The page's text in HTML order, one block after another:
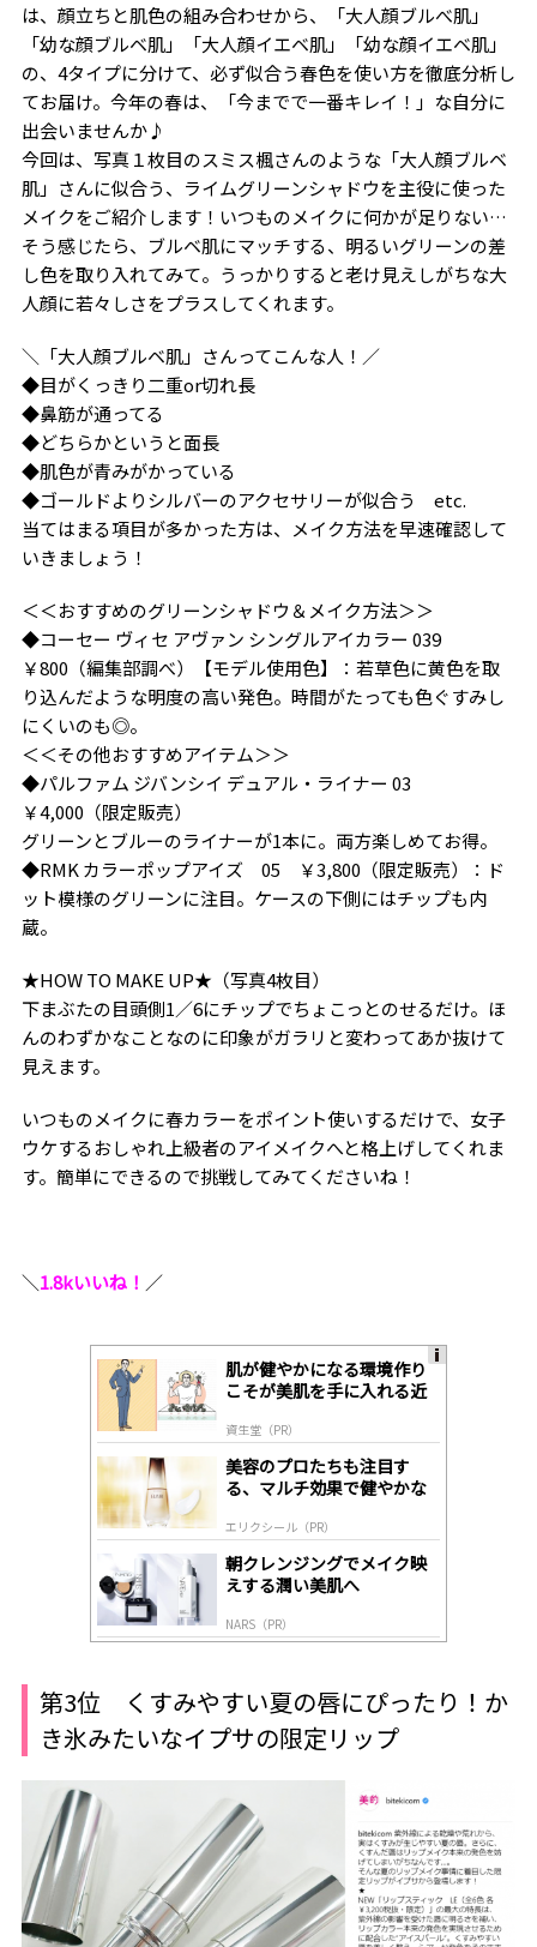
は、顔立ちと肌色の組み合わせから、「大人顔ブルべ肌」
「幼な顔ブルベ肌」「大人顔イエベ肌」「幼な顔イエベ肌」
の、4タイプに分けて、必ず似合う春色を使い方を徹底分析し
てお届け。今年の春は、「今までで一番キレイ！」な自分に
出会いませんか♪
今回は、写真１枚目のスミス楓さんのような「大人顔ブルベ
肌」さんに似合う、ライムグリーンシャドウを主役に使った
メイクをご紹介します！いつものメイクに何かが足りない…
そう感じたら、ブルベ肌にマッチする、明るいグリーンの差
し色を取り入れてみて。うっかりすると老け見えしがちな大
人顔に若々しさをプラスしてくれます。
＼「大人顔ブルベ肌」さんってこんな人！／
◆目がくっきり二重or切れ長
◆鼻筋が通ってる
◆どちらかというと面長
◆肌色が青みがかっている
◆ゴールドよりシルバーのアクセサリーが似合う etc.
当てはまる項目が多かった方は、メイク方法を早速確認して
いきましょう！
＜＜おすすめのグリーンシャドウ＆メイク方法＞＞
◆コーセー ヴィセ アヴァン シングルアイカラー 039
￥800（編集部調べ）【モデル使用色】：若草色に黄色を取
り込んだような明度の高い発色。時間がたっても色ぐすみし
にくいのも◎。
＜＜その他おすすめアイテム＞＞
◆パルファム ジバンシイ デュアル・ライナー 03
￥4,000（限定販売）
グリーンとブルーのライナーが1本に。両方楽しめてお得。
◆RMK カラーポップアイズ 05 ￥3,800（限定販売）：ド
ット模様のグリーンに注目。ケースの下側にはチップも内
蔵。
★HOW TO MAKE UP★（写真4枚目）
下まぶたの目頭側1／6にチップでちょこっとのせるだけ。ほ
んのわずかなことなのに印象がガラリと変わってあか抜けて
見えます。
いつものメイクに春カラーをポイント使いするだけで、女子
ウケするおしゃれ上級者のアイメイクへと格上げしてくれま
す。簡単にできるので挑戦してみてくださいね！
＼1.8kいいね！ ／
肌が健やかになる環境作り
こそが美肌を手に入れる近
資生堂（PR）
美容のプロたちも注目す
る、マルチ効果で健やかな
エリクシール（PR）
朝クレンジングでメイク映
えする潤い美肌へ
NARS（PR）
第3位 くすみやすい夏の唇にぴったり！か
き氷みたいなイプサの限定リップ